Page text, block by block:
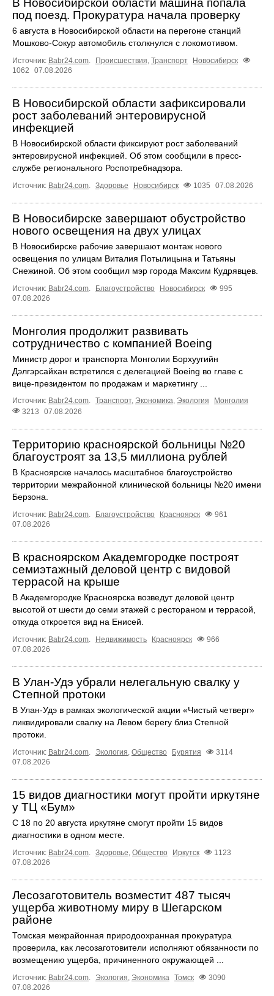
В Новосибирской области машина попала
под поезд. Прокуратура начала проверку
6 августа в Новосибирской области на перегоне станций
Мошково-Сокур автомобиль столкнулся с локомотивом.
Источник: Babr24.com. Происшествия, Транспорт
Новосибирск
1062
07.08.2026
В Новосибирской области зафиксировали
рост заболеваний энтеровирусной
инфекцией
В Новосибирской области фиксируют рост заболеваний
энтеровирусной инфекцией. Об этом сообщили в пресс-
службе регионального Роспотребнадзора.
Источник: Babr24.com. Здоровье Новосибирск 1035 07.08.2026
В Новосибирске завершают обустройство
нового освещения на двух улицах
В Новосибирске рабочие завершают монтаж нового
освещения по улицам Виталия Потылицына и Татьяны
Снежиной. Об этом сообщил мэр города Максим Кудрявцев.
Источник: Babr24.com. Благоустройство Новосибирск
995
07.08.2026
Монголия продолжит развивать
сотрудничество с компанией Boeing
Министр дорог и транспорта Монголии Борхуугийн
Дэлгэрсайхан встретился с делегацией Boeing во главе с
вице-президентом по продажам и маркетингу ...
Источник: Babr24.com. Транспорт, Экономика, Экология
Монголия
3213
07.08.2026
Территорию красноярской больницы №20
благоустроят за 13,5 миллиона рублей
В Красноярске началось масштабное благоустройство
территории межрайонной клинической больницы №20 имени
Берзона.
Источник: Babr24.com Благоустройство Красноярск
961
07.08.2026
В красноярском Академгородке построят
семиэтажный деловой центр с видовой
террасой на крыше
В Академгородке Красноярска возведут деловой центр
высотой от шести до семи этажей с рестораном и террасой,
откуда откроется вид на Енисей.
Источник: Babr24.com Недвижимость Красноярск
966
07.08.2026
В Улан-Удэ убрали нелегальную свалку у
Степной протоки
В Улан-Удэ в рамках экологической акции «Чистый четверг»
ликвидировали свалку на Левом берегу близ Степной
протоки.
Источник: Babr24.com. Экология, Общество Бурятия
3114
07.08.2026
15 видов диагностики могут пройти иркутяне
у ТЦ «Бум»
С 18 по 20 августа иркутяне смогут пройти 15 видов
диагностики в одном месте.
Источник: Babr24.com. Здоровье, Общество Иркутск
1123
07.08.2026
Лесозаготовитель возместит 487 тысяч
ущерба животному миру в Шегарском
районе
Томская межрайонная природоохранная прокуратура
проверила, как лесозаготовители исполняют обязанности по
возмещению ущерба, причиненного окружающей ...
Источник: Babr24.com. Экология, Экономика Томск
3090
07.08.2026